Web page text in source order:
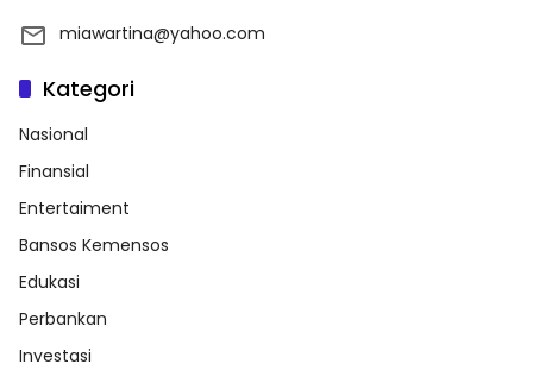
miawartina@yahoo.com
Kategori
Nasional
Finansial
Entertaiment
Bansos Kemensos
Edukasi
Perbankan
Investasi